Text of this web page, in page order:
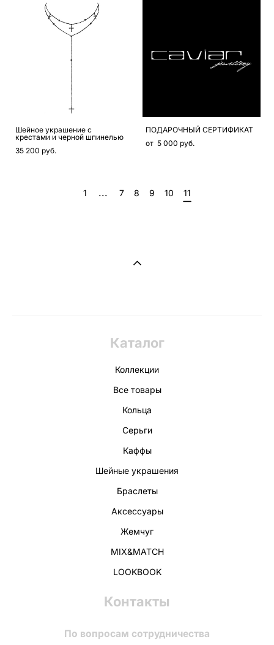
Шейное украшение с
крестами и черной шпинелью
35 200 pуб.
ПОДАРОЧНЫЙ СЕРТИФИКАТ
от 5 000 pуб.
1 ... 7 8 9 10 11
Каталог
Коллекции
Все товары
Кольца
Серьги
Каффы
Шейные украшения
Браслеты
Аксессуары
Жемчуг
MIX&MATCH
LOOKBOOK
Контакты
По вопросам сотрудничества